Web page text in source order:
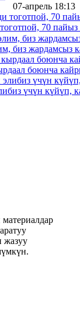
07-апрель 18:13
70
биз жардамсыз
боюнча
үчүн күйүп,
жазуу